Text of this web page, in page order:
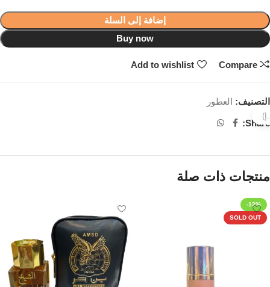
إضافة إلى السلة
Buy now
Compare
Add to wishlist
التصنيف: العطور
Share:
منتجات ذات صلة
-12%
SOLD OUT